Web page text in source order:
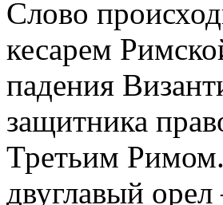
Слово
кесарем
падения
защитника
Третьим Римом.
двуглавый